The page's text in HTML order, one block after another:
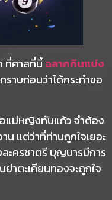
ที่ศาลที่นี้ฉลากกินแบ่ง
าบก่อนว่าได้กระทำขอ
แม่หญิงทับแก้ว จำต้อง
แต่ว่าที่ท่านถูกใจเยอะ
ะครชาตรี บุญบารมีการ
าตะเคียนทองจะถูกใจ